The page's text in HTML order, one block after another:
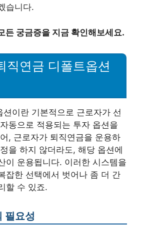
습니다.
든 궁금증을 지금 확인해보세요.
직연금 디폴트옵션
션이란 기본적으로 근로자가 선
동으로 적용되는 투자 옵션을
, 근로자가 퇴직연금을 운용하
을 하지 않더라도, 해당 옵션에
이 운용됩니다. 이러한 시스템을
잡한 선택에서 벗어나 좀 더 간
할 수 있죠.
필요성